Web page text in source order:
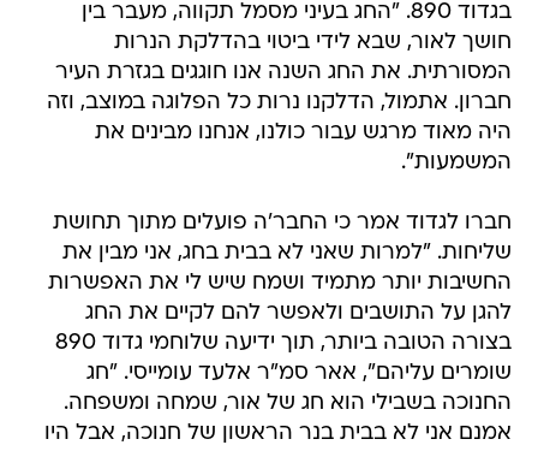
בגדוד 890. "החג בעיני מסמל תקווה, מעבר בין
חושך לאור, שבא לידי ביטוי בהדלקת הנרות
המסורתית. את החג השנה אנו חוגגים בגזרת העיר
חברון. אתמול, הדלקנו נרות כל הפלוגה במוצב, וזה
היה מאוד מרגש עבור כולנו, אנחנו מבינים את
המשמעות".
חברו לגדוד אמר כי החבר'ה פועלים מתוך תחושת
שליחות. "למרות שאני לא בבית בחג, אני מבין את
החשיבות יותר מתמיד ושמח שיש לי את האפשרות
להגן על התושבים ולאפשר להם לקיים את החג
בצורה הטובה ביותר, תוך ידיעה שלוחמי גדוד 890
שומרים עליהם", אאר סמ"ר אלעד עומייסי. "חג
החנוכה בשבילי הוא חג של אור, שמחה ומשפחה.
אמנם אני לא בבית בנר הראשון של חנוכה, אבל היו